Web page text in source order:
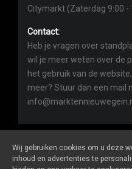
Citymarkt (Zaterdag 9:00 -
Contact:
Heb je vragen over
wil je meer weten over de
het gebruik van de
meer? Stuur dan een mail
Wij gebruiken cookies om u deze
inhoud en advertenties te